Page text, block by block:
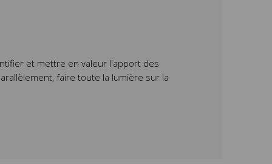
et mettre en valeur l'apport des
faire toute la lumière sur la